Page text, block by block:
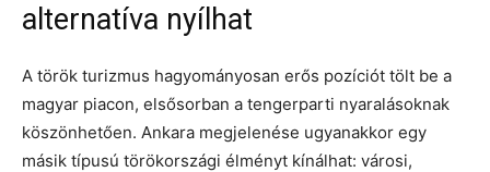
alternatíva nyílhat
A török turizmus hagyományosan erős pozíciót tölt be a
magyar piacon, elsősorban a tengerparti nyaralásoknak
köszönhetően. Ankara megjelenése ugyanakkor egy
másik típusú törökországi élményt kínálhat: városi,